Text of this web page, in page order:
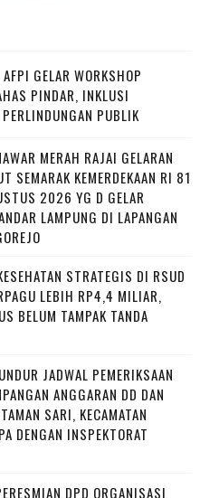
GELAR WORKSHOP
PINDAR, INKLUSI
PUBLIK
MERAH RAJAI GELARAN
SEMARAK KEMERDEKAAN RI 81
2026 YG D GELAR
LAMPUNG DI LAPANGAN
STRATEGIS DI RSUD
LEBIH RP4,4 MILIAR,
BELUM TAMPAK TANDA
JADWAL PEMERIKSAAN
ANGGARAN DD DAN
SARI, KECAMATAN
DENGAN INSPEKTORAT
DPD ORGANISASI